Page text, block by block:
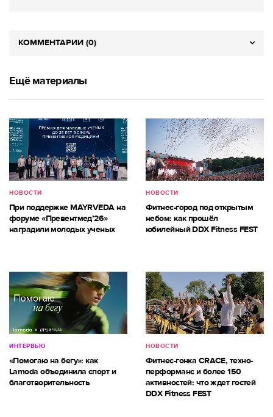
КОММЕНТАРИИ (0)
Ещё материалы
НОВОСТИ
При поддержке MAYRVEDA на
форуме «Превентмед’26»
наградили молодых ученых
НОВОСТИ
Фитнес-город под открытым
небом: как прошёл
юбилейный DDX Fitness FEST
ИНТЕРВЬЮ
«Помогаю на бегу»: как
Lamoda объединила спорт и
благотворительность
НОВОСТИ
Фитнес-гонка CRACE, техно-
перформанс и более 150
активностей: что ждет гостей
DDX Fitness FEST